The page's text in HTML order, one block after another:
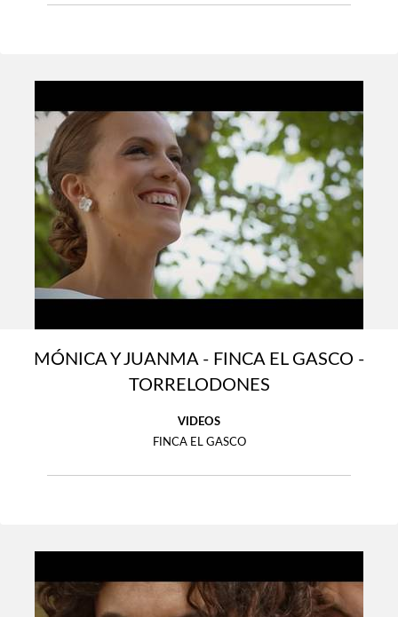
MÓNICA Y JUANMA - FINCA EL GASCO -
TORRELODONES
VIDEOS
FINCA EL GASCO